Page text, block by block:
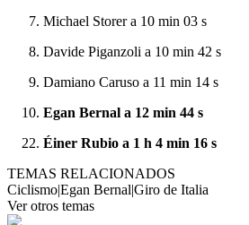
Michael Storer a 10 min 03 s
Davide Piganzoli a 10 min 42 s
Damiano Caruso a 11 min 14 s
Egan Bernal a 12 min 44 s
Éiner Rubio a 1 h 4 min 16 s
TEMAS RELACIONADOS
Ciclismo|Egan Bernal|Giro de Italia
Ver otros temas